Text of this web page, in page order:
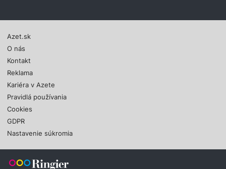
Azet.sk
O nás
Kontakt
Reklama
Kariéra v Azete
Pravidlá používania
Cookies
GDPR
Nastavenie súkromia